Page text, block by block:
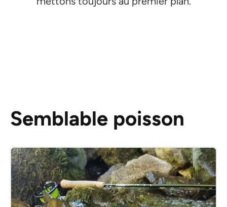
Semblable poisson